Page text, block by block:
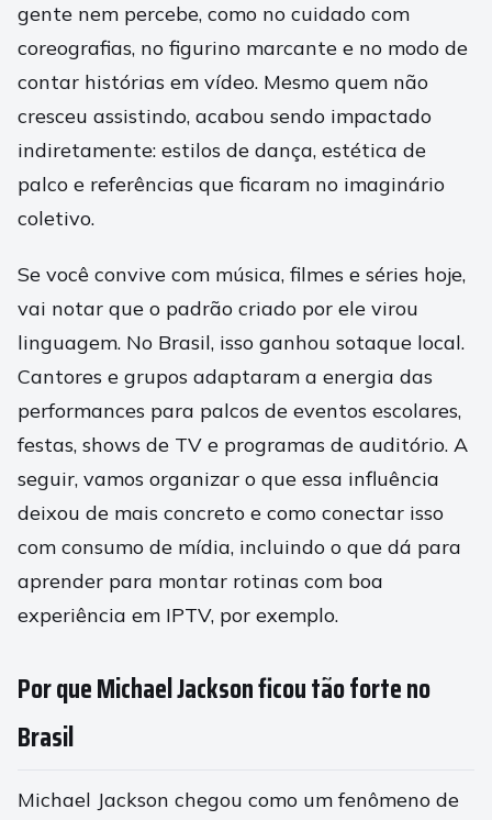
gente nem percebe, como no cuidado com
coreografias, no figurino marcante e no modo de
contar histórias em vídeo. Mesmo quem não
cresceu assistindo, acabou sendo impactado
indiretamente: estilos de dança, estética de
palco e referências que ficaram no imaginário
coletivo.
Se você convive com música, filmes e séries hoje,
vai notar que o padrão criado por ele virou
linguagem. No Brasil, isso ganhou sotaque local.
Cantores e grupos adaptaram a energia das
performances para palcos de eventos escolares,
festas, shows de TV e programas de auditório. A
seguir, vamos organizar o que essa influência
deixou de mais concreto e como conectar isso
com consumo de mídia, incluindo o que dá para
aprender para montar rotinas com boa
experiência em IPTV, por exemplo.
Por que Michael Jackson ficou tão forte no
Brasil
Michael Jackson chegou como um fenômeno de